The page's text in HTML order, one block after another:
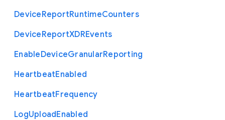
DeviceReportRuntimeCounters
DeviceReportXDREvents
EnableDeviceGranularReporting
HeartbeatEnabled
HeartbeatFrequency
LogUploadEnabled